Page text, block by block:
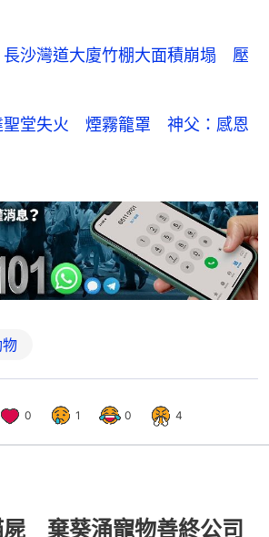
長沙灣道大廈竹棚大面積崩塌 壓
聖堂失火 煙霧籠罩 神父：感恩
0 1 0 4
屍 棄葵涌寵物善終公司